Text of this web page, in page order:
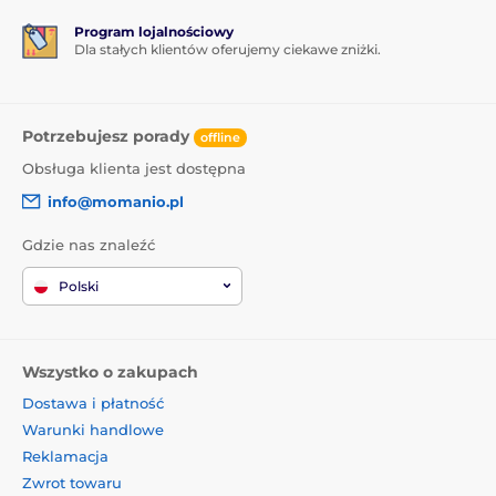
Program lojalnościowy
Dla stałych klientów oferujemy ciekawe zniżki.
Potrzebujesz porady offline
Obsługa klienta jest dostępna
info@momanio.pl
Gdzie nas znaleźć
Polski
Wszystko o zakupach
Dostawa i płatność
Warunki handlowe
Reklamacja
Zwrot towaru